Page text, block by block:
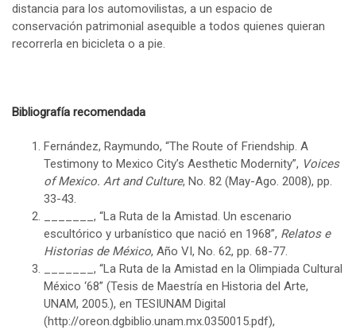
distancia para los automovilistas, a un espacio de
conservación patrimonial asequible a todos quienes quieran
recorrerla en bicicleta o a pie.
Bibliografía recomendada
Fernández, Raymundo, “The Route of Friendship. A
Testimony to Mexico City’s Aesthetic Modernity”, Voices
of Mexico. Art and Culture, No. 82 (May-Ago. 2008), pp.
33-43.
_______, “La Ruta de la Amistad. Un escenario
escultórico y urbanístico que nació en 1968”, Relatos e
Historias de México, Año VI, No. 62, pp. 68-77.
_______, “La Ruta de la Amistad en la Olimpiada Cultural
México ‘68” (Tesis de Maestría en Historia del Arte,
UNAM, 2005.), en TESIUNAM Digital
(http://oreon.dgbiblio.unam.mx.0350015.pdf),